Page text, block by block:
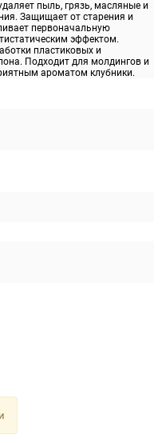
пыль, грязь, масляные и
Защищает от старения и
первоначальную
эффектом.
пластиковых и
Подходит для молдингов и
ароматом клубники.